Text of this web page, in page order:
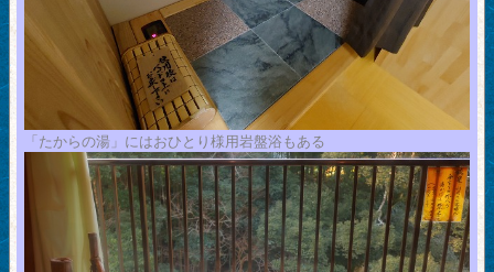
「たからの湯」にはおひとり様用岩盤浴もある